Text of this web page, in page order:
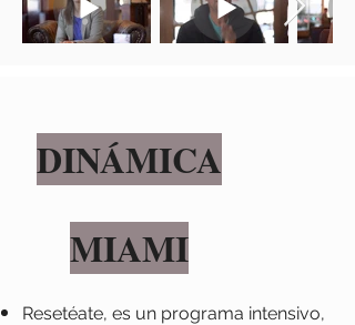
DINÁMICA
MIAMI
Resetéate, es un programa intensivo,